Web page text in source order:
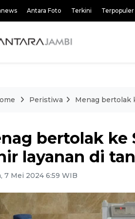
Antara Foto Terkini Terpopuler
Peristiwa Menag bertolak
bertolak ke
layanan di
7 Mei 2024 6:59 WIB